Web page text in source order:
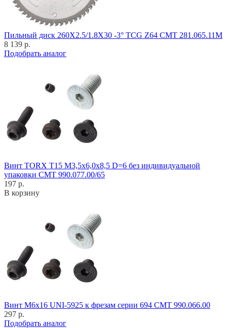
Пильный диск 260X2.5/1.8X30 -3° TCG Z64 CMT 281.065.11M
8 139 р.
Подобрать аналог
Винт TORX T15 M3,5x6,0x8,5 D=6 без индивидуальной
упаковки CMT 990.077.00/65
197 р.
В корзину
Винт M6x16 UNI-5925 к фрезам серии 694 CMT 990.066.00
297 р.
Подобрать аналог